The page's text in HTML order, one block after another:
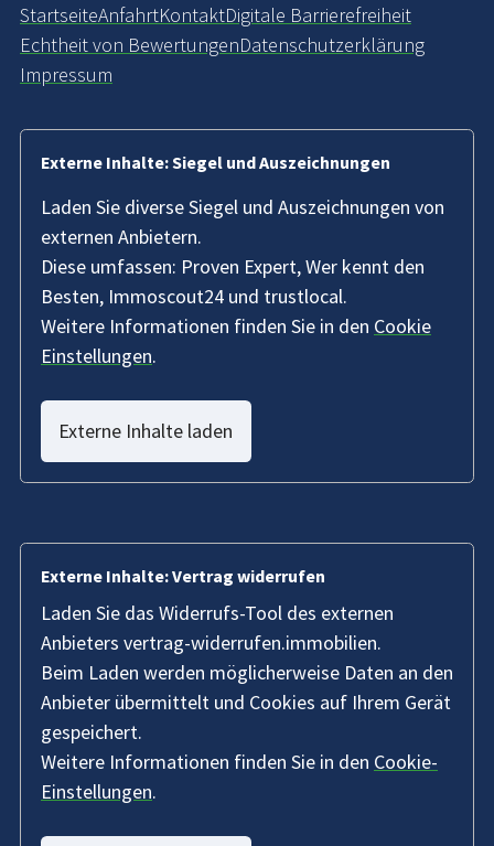
StartseiteAnfahrtKontaktDigitale Barrierefreiheit
Echtheit von BewertungenDatenschutzerklärung
Impressum
Externe Inhalte: Siegel und Auszeichnungen
Laden Sie diverse Siegel und Auszeichnungen von
externen Anbietern.
Diese umfassen: Proven Expert, Wer kennt den
Besten, Immoscout24 und trustlocal.
Weitere Informationen finden Sie in den Cookie
Einstellungen.
Externe Inhalte laden
Externe Inhalte: Vertrag widerrufen
Laden Sie das Widerrufs-Tool des externen
Anbieters vertrag-widerrufen.immobilien.
Beim Laden werden möglicherweise Daten an den
Anbieter übermittelt und Cookies auf Ihrem Gerät
gespeichert.
Weitere Informationen finden Sie in den Cookie-
Einstellungen.